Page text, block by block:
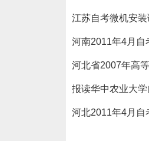
报读华中农业大